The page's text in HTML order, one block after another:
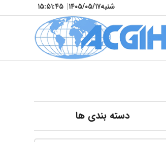
شنبه۱۴۰۵/۰۵/۱۷| ۱۵:۵۱:۴۷
دسته بندی ها